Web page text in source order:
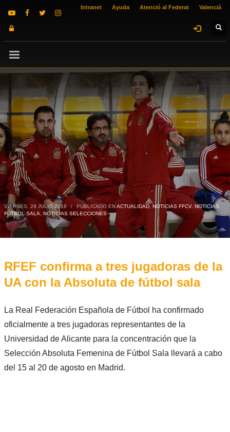
Intranet Ayuda Atenció al Federat Valencià
VIERNES, 29 JULIO 2016 / PUBLICADO ENACTUALIDAD, NOTICIAS FFCV, NOTICIAS
FÚTBOL SALA
NOTICIAS SELECCIONES
RFEF confirma a tres jugadoras de la
UA con la Absoluta de fútbol sala
La Real Federación Española de Fútbol ha confirmado
oficialmente a tres jugadoras representantes de la
Universidad de Alicante para la concentración que la
Selección Absoluta Femenina de Fútbol Sala llevará a cabo
del 15 al 20 de agosto en Madrid.